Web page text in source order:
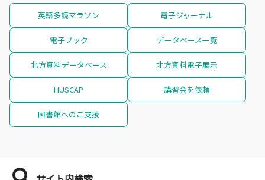
英語多読マラソン 電子ジャーナル
電子ブック データベース一覧
北方資料データベース 北方資料電子展示
HUSCAP 講習会を依頼
図書館へのご支援